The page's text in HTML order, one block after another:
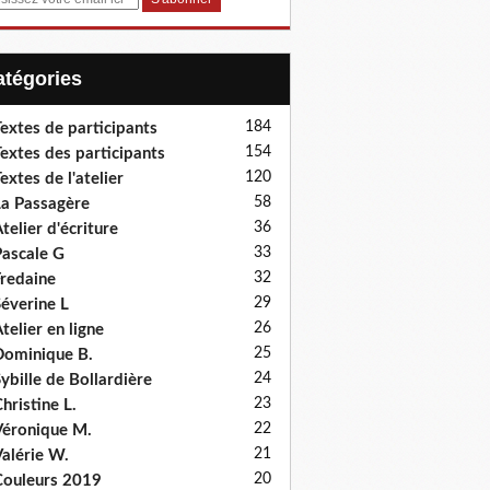
de participants 184
des participants 154
de l'atelier 120
Passagère 58
d'écriture 36
G 33
32
L 29
en ligne 26
B. 25
de Bollardière 24
L. 23
M. 22
W. 21
2019 20